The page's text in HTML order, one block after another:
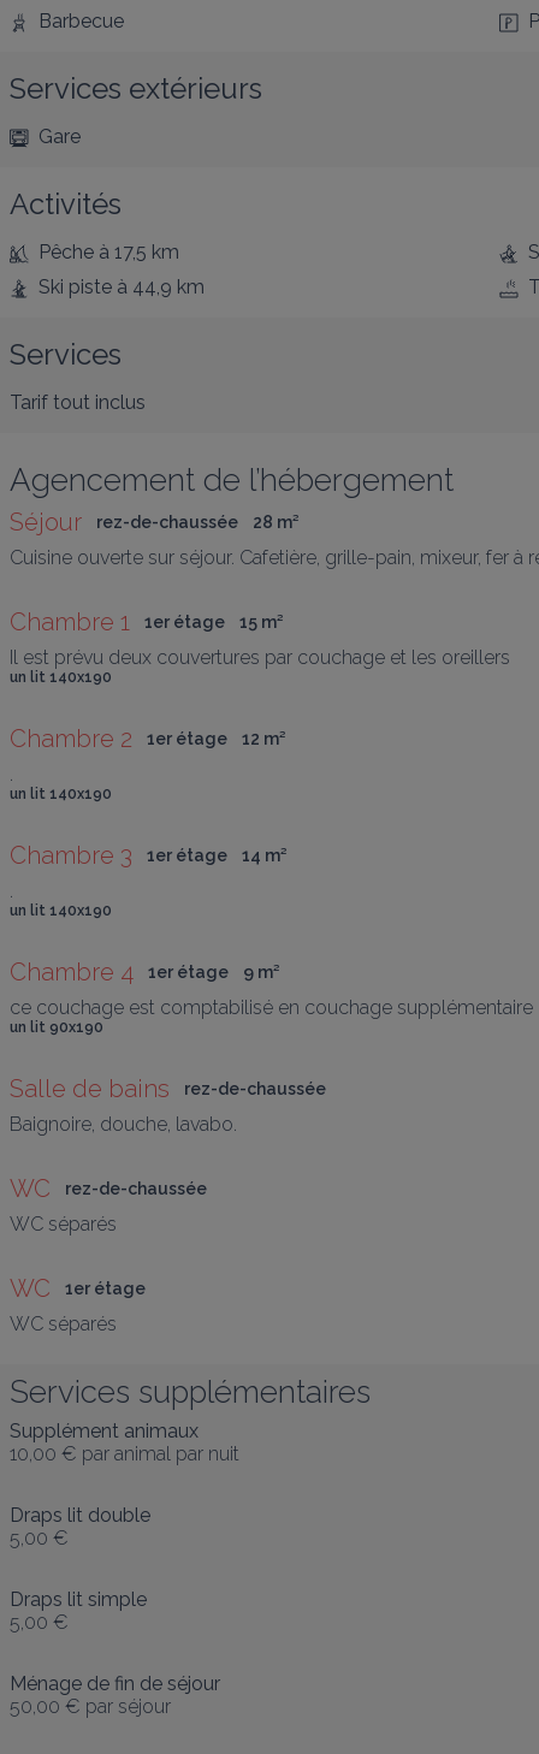
Barbecue
Services extérieurs
Gare
Activités
Pêche à 17,5 km
Ski piste à 44,9 km
Services
Tarif tout inclus
Agencement de l’hébergement
Séjour rez-de-chaussée 28 m²
Cuisine ouverte sur séjour. Cafetière, grille-pain, mixeur, fer à
Chambre 1 1er étage 15 m²
Il est prévu deux couvertures par couchage et les oreillers
un lit 140x190
Chambre 2 1er étage 12 m²
un lit 140x190
Chambre 3 1er étage 14 m²
un lit 140x190
Chambre 4 1er étage 9 m²
ce couchage est comptabilisé en couchage supplémentaire
un lit 90x190
Salle de bains rez-de-chaussée
Baignoire, douche, lavabo.
WC rez-de-chaussée
WC séparés
WC 1er étage
WC séparés
Services supplémentaires
Supplément animaux
10,00 € par animal par nuit
Draps lit double
5,00 €
Draps lit simple
5,00 €
Ménage de fin de séjour
50,00 € par séjour